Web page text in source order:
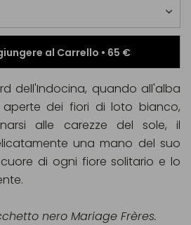
al Carrello • 65 €
dell'Indocina, quando all'alba
dei fiori di loto bianco,
alle carezze del sole, il
una mano del suo
di ogni fiore solitario e lo
nero Mariage Frères.